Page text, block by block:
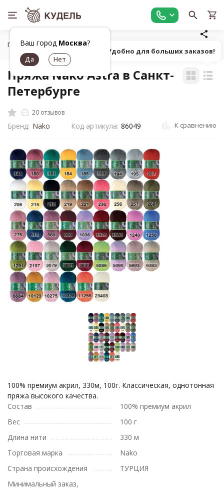
Ваш город Москва?
Главная Все для вязания
Пряжа Nako Astra в Санкт-
Петербурге
20 отзывов
Бренд: Nako Код артикула: 86049 К сравнению
100% премиум акрил, 330м, 100г. Классическая, однотонная
пряжа высокого качества.
Состав
100% премиум акрил
Вес
100 г
Длина нити
330 м
Торговая марка
Nako
Страна происхождения
ТУРЦИЯ
Минимальный заказ,
Попробуй! Удобно для больших заказов!